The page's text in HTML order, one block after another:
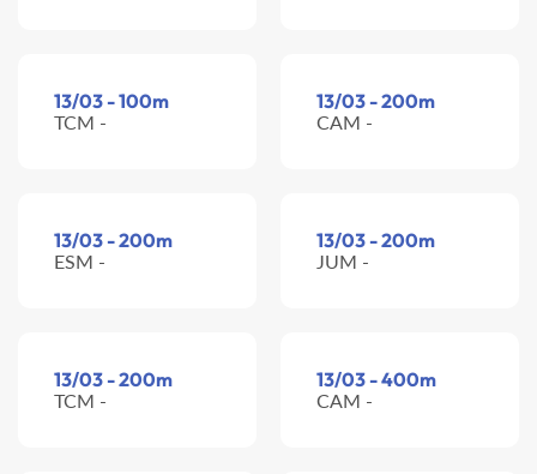
13/03 - 100m
TCM -
13/03 - 200m
CAM -
13/03 - 200m
ESM -
13/03 - 200m
JUM -
13/03 - 200m
TCM -
13/03 - 400m
CAM -